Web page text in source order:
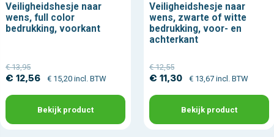
Veiligheidshesje naar
wens, full color
bedrukking, voorkant
€ 13,95
€ 12,56 € 15,20 incl. BTW
Bekijk product
Veiligheidshesje naar
wens, zwarte of witte
bedrukking, voor- en
achterkant
€ 12,55
€ 11,30 € 13,67 incl. BTW
Bekijk product